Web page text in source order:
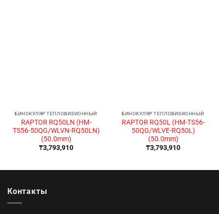
БИНОКУЛЯР ТЕПЛОВИЗИОННЫЙ
RAPTOR RQ50LN (HM-
TS56-50QG/WLVN-RQ50LN)
(50.0mm)
₸3,793,910
БИНОКУЛЯР ТЕПЛОВИЗИОННЫЙ
RAPTOR RQ50L (HM-TS56-
50QG/WLVE-RQ50L)
(50.0mm)
₸3,793,910
Контакты